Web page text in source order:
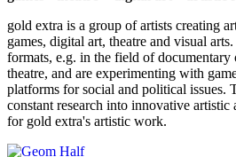
gold extra is a group of artists creating
games, digital art, theatre and visual
formats, e.g. in the field of documentary
theatre, and are experimenting with
platforms for social and political issues.
constant research into innovative artistic
for gold extra's artistic work.